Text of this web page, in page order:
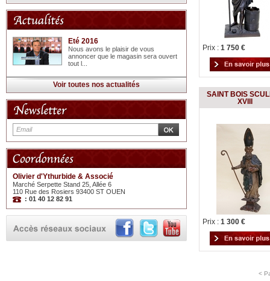
Eté 2016
Nous avons le plaisir de vous
annoncer que le magasin sera ouvert
tout l...
Voir toutes nos actualités
Olivier d'Ythurbide & Associé
Marché Serpette Stand 25, Allée 6
110 Rue des Rosiers 93400 ST OUEN
: 01 40 12 82 91
Prix : 1 750 €
SAINT BOIS
XVIII
Prix : 1 300 €
<